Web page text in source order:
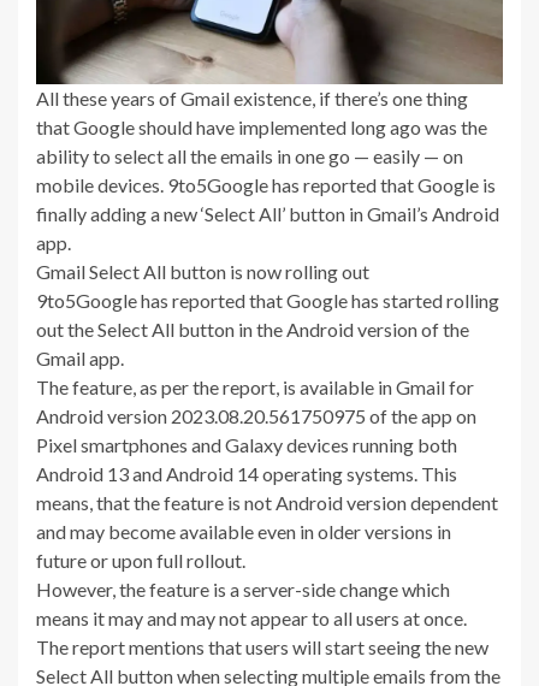
All these years of Gmail existence, if there’s one thing
that Google should have implemented long ago was the
ability to select all the emails in one go — easily — on
mobile devices. 9to5Google has reported that Google is
finally adding a new ‘Select All’ button in Gmail’s Android
app.
Gmail Select All button is now rolling out
9to5Google has reported that Google has started rolling
out the Select All button in the Android version of the
Gmail app.
The feature, as per the report, is available in Gmail for
Android version 2023.08.20.561750975 of the app on
Pixel smartphones and Galaxy devices running both
Android 13 and Android 14 operating systems. This
means, that the feature is not Android version dependent
and may become available even in older versions in
future or upon full rollout.
However, the feature is a server-side change which
means it may and may not appear to all users at once.
The report mentions that users will start seeing the new
Select All button when selecting multiple emails from the